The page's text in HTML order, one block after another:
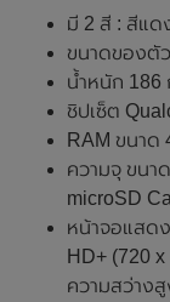
มี 2 สี : สีแด
ขนาดของตั
น้ำหนัก 186
ชิปเซ็ต
RAM ขนาด
ความจุ ขนา
microSD
หน้าจอแสด
HD+ (720
ความสว่างสู